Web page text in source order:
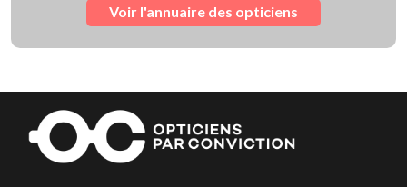
Voir l'annuaire des opticiens